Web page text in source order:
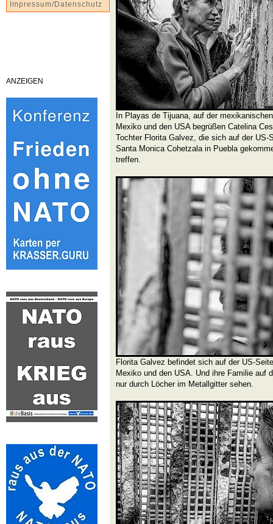
Impressum/Datenschutz
ANZEIGEN
In Playas de Tijuana, auf der
Mexiko und den USA begrüßen Catelina
Tochter Florita Galvez, die sich auf der
Santa Monica Cohetzala in Puebla
treffen.
Florita Galvez befindet sich auf der US-
Mexiko und den USA. Und ihre Familie auf
nur durch Löcher im Metallgitter sehen.